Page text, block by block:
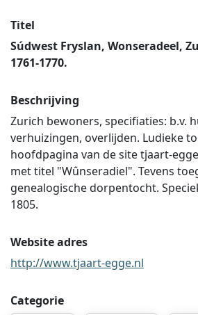
Titel
Súdwest Fryslan, Wonseradeel,
1761-1770.
Beschrijving
Zurich bewoners, specifiaties: b.v.
verhuizingen, overlijden. Ludieke
hoofdpagina van de site tjaart-
met titel "Wûnseradiel". Tevens
genealogische dorpentocht.
1805.
Website adres
http://www.tjaart-egge.nl
Categorie